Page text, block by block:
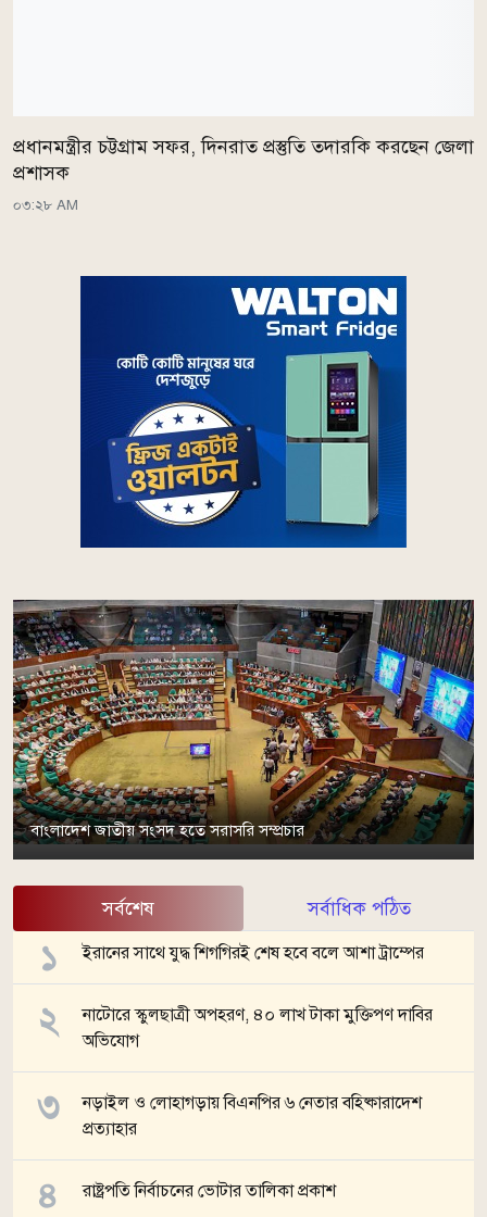
প্রধানমন্ত্রীর চট্টগ্রাম সফর, দিনরাত প্রস্তুতি তদারকি করছেন জেলা
প্রশাসক
০৩:২৮ AM
বাংলাদেশ জাতীয় সংসদ হতে সরাসরি সম্প্রচার
সর্বশেষ সর্বাধিক পঠিত
ইরানের সাথে যুদ্ধ শিগগিরই শেষ হবে বলে আশা ট্রাম্পের
নাটোরে স্কুলছাত্রী অপহরণ, ৪০ লাখ টাকা মুক্তিপণ দাবির
অভিযোগ
নড়াইল ও লোহাগড়ায় বিএনপির ৬ নেতার বহিষ্কারাদেশ
প্রত্যাহার
রাষ্ট্রপতি নির্বাচনের ভোটার তালিকা প্রকাশ